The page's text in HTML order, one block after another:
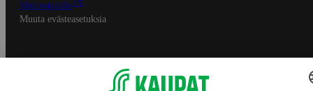
Mainostajalle
Muuta evästeasetuksia
S-ryhmän palvelut